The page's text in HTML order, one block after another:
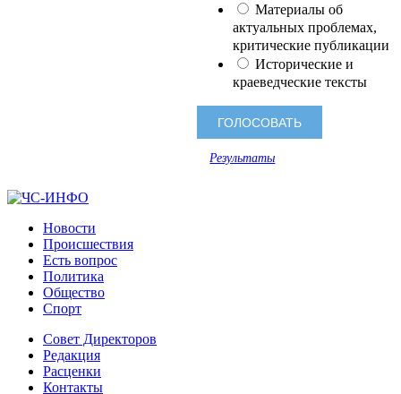
Материалы об
актуальных проблемах,
критические публикации
Исторические и
краеведческие тексты
Результаты
Новости
Происшествия
Есть вопрос
Политика
Общество
Спорт
Совет Директоров
Редакция
Расценки
Контакты